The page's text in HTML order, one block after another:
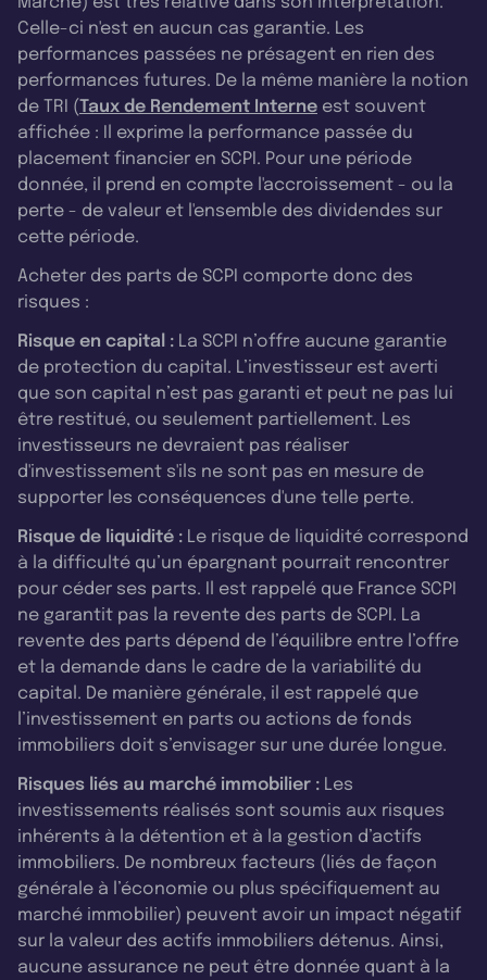
Celle-ci n'est en aucun cas garantie. Les
performances passées ne présagent en rien des
performances futures. De la même manière la notion
de TRI (Taux de Rendement Interne est souvent
affichée : Il exprime la performance passée du
placement financier en SCPI. Pour une période
donnée, il prend en compte l'accroissement - ou la
perte - de valeur et l'ensemble des dividendes sur
cette période.
Acheter des parts de SCPI comporte donc des
risques :
Risque en capital : La SCPI n’offre aucune garantie
de protection du capital. L’investisseur est averti
que son capital n’est pas garanti et peut ne pas lui
être restitué, ou seulement partiellement. Les
investisseurs ne devraient pas réaliser
d'investissement s'ils ne sont pas en mesure de
supporter les conséquences d'une telle perte.
Risque de liquidité : Le risque de liquidité correspond
à la difficulté qu’un épargnant pourrait rencontrer
pour céder ses parts. Il est rappelé que France SCPI
ne garantit pas la revente des parts de SCPI. La
revente des parts dépend de l’équilibre entre l’offre
et la demande dans le cadre de la variabilité du
capital. De manière générale, il est rappelé que
l’investissement en parts ou actions de fonds
immobiliers doit s’envisager sur une durée longue.
Risques liés au marché immobilier : Les
investissements réalisés sont soumis aux risques
inhérents à la détention et à la gestion d’actifs
immobiliers. De nombreux facteurs (liés de façon
générale à l’économie ou plus spécifiquement au
marché immobilier) peuvent avoir un impact négatif
sur la valeur des actifs immobiliers détenus. Ainsi,
aucune assurance ne peut être donnée quant à la